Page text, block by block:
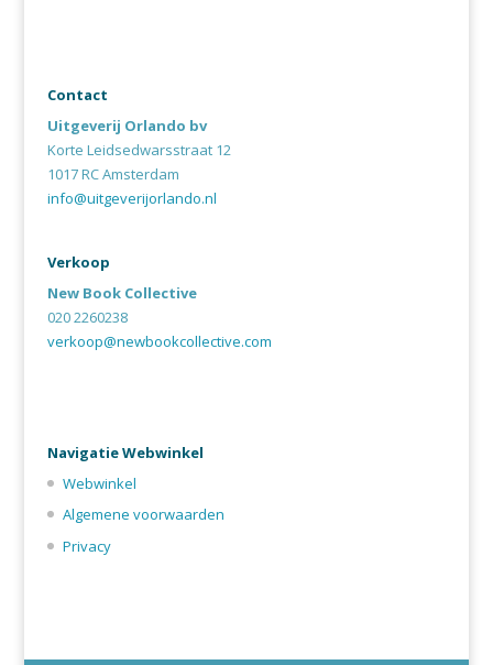
Contact
Uitgeverij Orlando bv
Korte Leidsedwarsstraat 12
1017 RC Amsterdam
info@uitgeverijorlando.nl
Verkoop
New Book Collective
020 2260238
verkoop@newbookcollective.com
Navigatie Webwinkel
Webwinkel
Algemene voorwaarden
Privacy